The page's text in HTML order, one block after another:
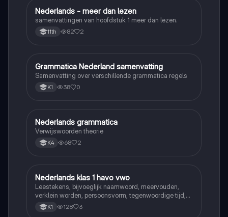
Nederlands
Nederlands - meer dan lezen
samenvattingen van hoofdstuk 1 meer dan lezen.
11th 82 2
Nederlands
Grammatica Nederland samenvatting
Samenvatting over verschillende grammatica regels
K1 38 0
Nederlands
Nederlands grammatica
Verwijswoorden theorie
K4 68 2
Nederlands
Nederlands klas 1 havo vwo
Leestekens, bijvoeglijk naamwoord, meervouden,
verklein worden, persoonsvorm, tegenwoordige tijd,
persoonsvorm verleden tijd van zwakke en sterke
werkwoorden, voltooid en onvoltooid deelwoord,
K1 128 3